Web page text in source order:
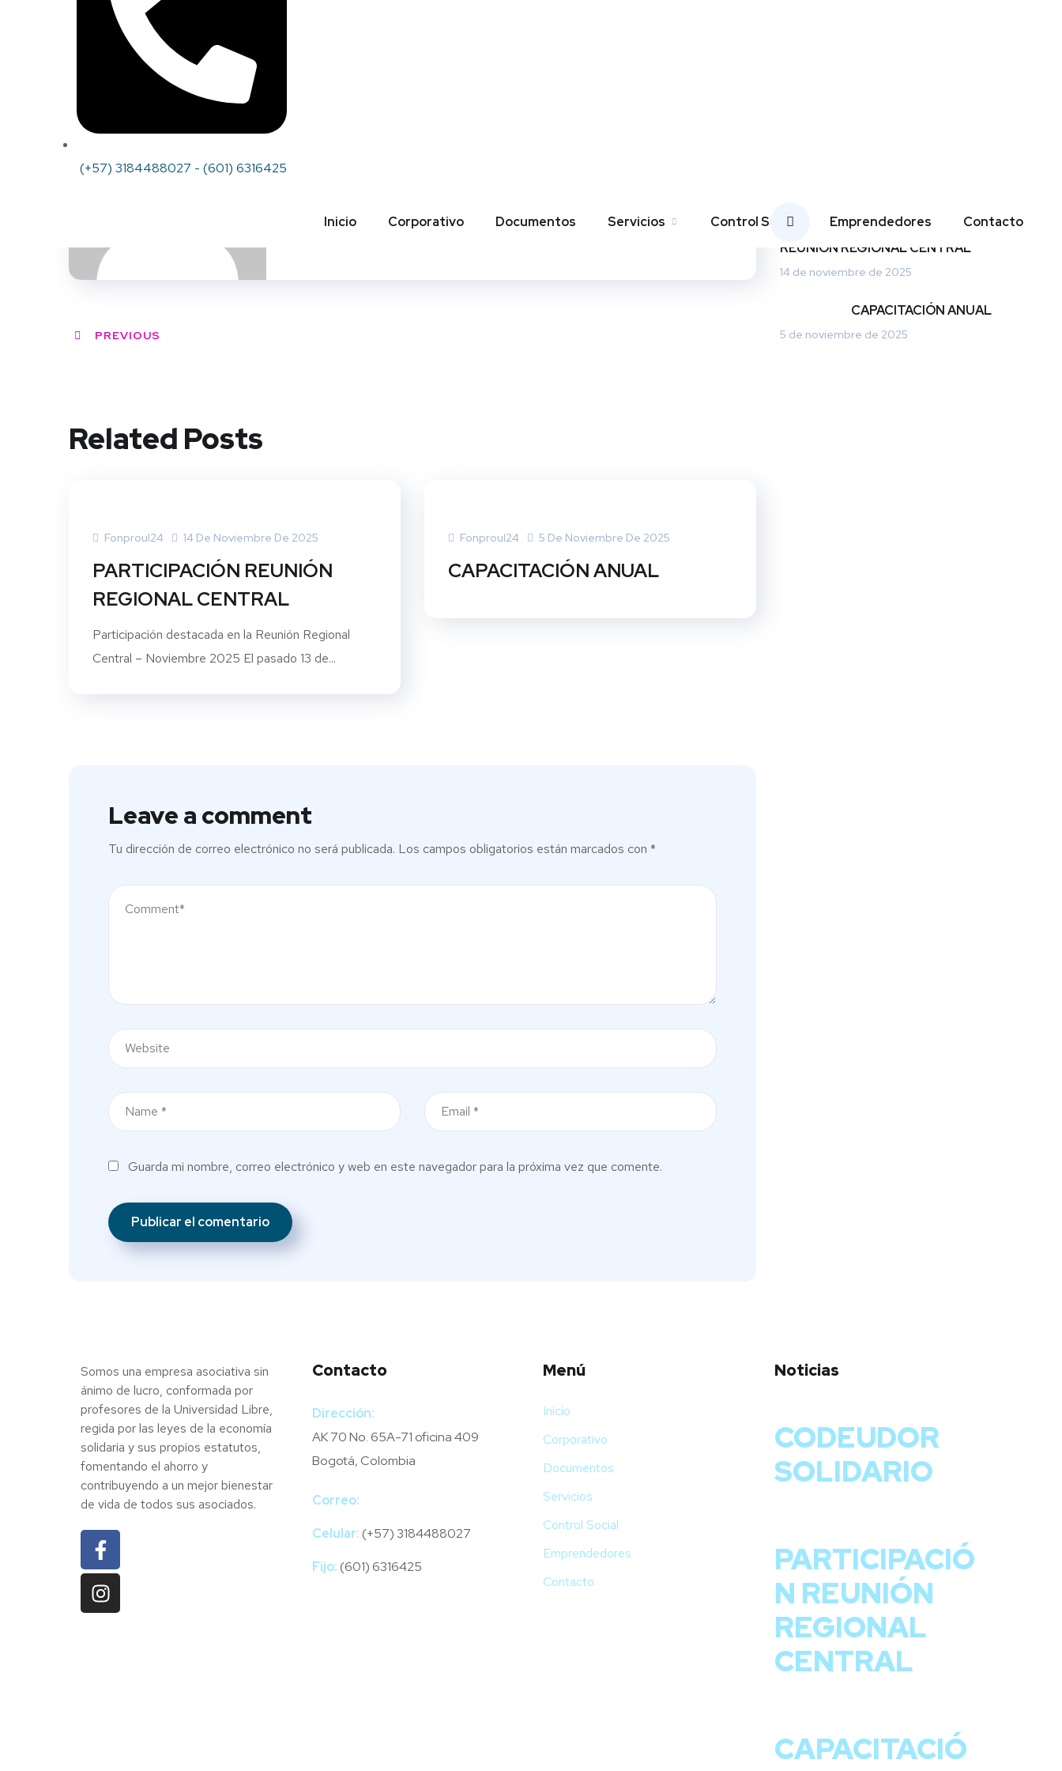
(+57) 3184488027 - (601) 6316425
Inicio Corporativo Documentos Servicios Control Social Emprendedores Contacto
PREVIOUS
Related Posts
Fonproul24 14 De Noviembre De 2025
PARTICIPACIÓN REUNIÓN
REGIONAL CENTRAL
Participación destacada en la Reunión Regional
Central – Noviembre 2025 El pasado 13 de...
Fonproul24 5 De Noviembre De 2025
CAPACITACIÓN ANUAL
Leave a comment
Tu dirección de correo electrónico no será publicada. Los campos obligatorios están marcados con *
Guarda mi nombre, correo electrónico y web en este navegador para la próxima vez que comente.
PARTICIPACIÓN
REUNIÓN REGIONAL CENTRAL
14 de noviembre de 2025
CAPACITACIÓN ANUAL
5 de noviembre de 2025
Somos una empresa asociativa sin
ánimo de lucro, conformada por
profesores de la Universidad Libre,
regida por las leyes de la economía
solidaria y sus propios estatutos,
fomentando el ahorro y
contribuyendo a un mejor bienestar
de vida de todos sus asociados.
Contacto
Dirección:
AK 70 No. 65A-71 oficina 409
Bogotá, Colombia
Correo:
Celular:(+57) 3184488027
Fijo:(601) 6316425
Menú
Inicio
Corporativo
Documentos
Servicios
Control Social
Emprendedores
Contacto
Noticias
CODEUDOR
SOLIDARIO
PARTICIPACIÓ
N REUNIÓN
REGIONAL
CENTRAL
CAPACITACIÓ